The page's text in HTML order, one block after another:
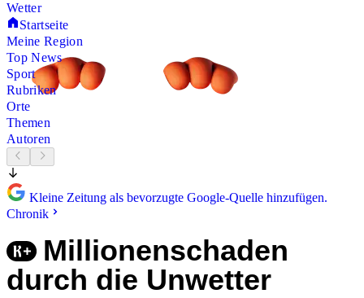
Wetter
Startseite
Meine Region
Top News
Sport
Rubriken
Orte
Themen
Autoren
Kleine Zeitung als bevorzugte Google-Quelle hinzufügen.
Chronik
Millionenschaden
durch die Unwetter